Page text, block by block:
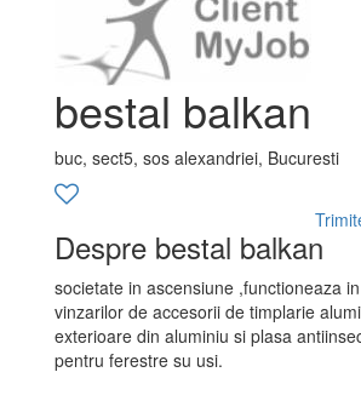
bestal balkan
buc, sect5, sos alexandriei, Bucuresti
Despre bestal balkan
societate in ascensiune ,functioneaza
vinzarilor de accesorii de timplarie
exterioare din aluminiu si plasa
pentru ferestre su usi.